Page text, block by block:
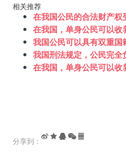
相关推荐
在我国公民的合法财产权
在我国，单身公民可以收
我国公民可以具有双重国
我国刑法规定，公民完全
在我国，单身公民可以收
分享到：